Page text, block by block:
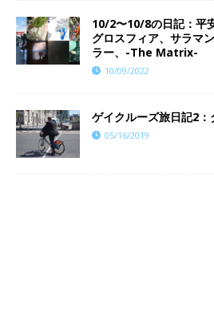
10/2〜10/8の日記：平
グロスフィア、サラマ
ラー、-The Matrix-
10/09/2022
ゲイクルーズ旅日記2：
05/16/2019